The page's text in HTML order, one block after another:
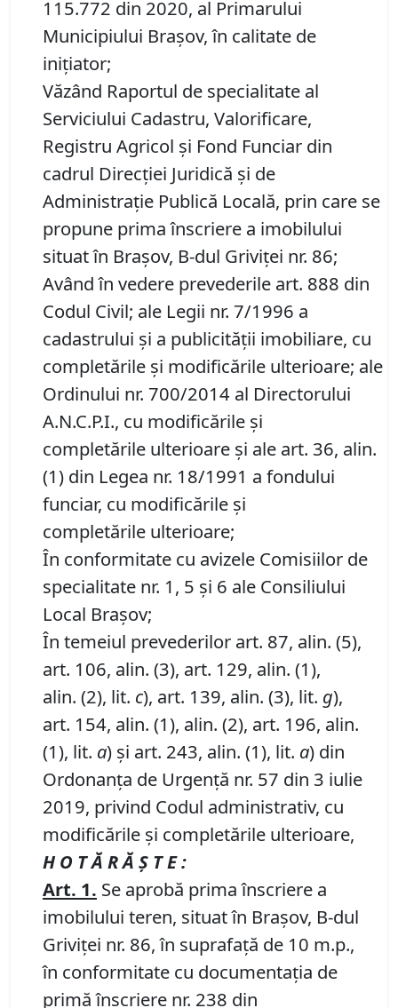
115.772 din 2020, al Primarului
Municipiului Brașov, în calitate de
inițiator;
Văzând Raportul de specialitate al
Serviciului Cadastru, Valorificare,
Registru Agricol şi Fond Funciar din
cadrul Direcţiei Juridică şi de
Administraţie Publică Locală, prin care se
propune prima înscriere a imobilului
situat în Brașov, B-dul Griviței nr. 86;
Având în vedere prevederile art. 888 din
Codul Civil; ale Legii nr. 7/1996 a
cadastrului și a publicității imobiliare, cu
completările și modificările ulterioare; ale
Ordinului nr. 700/2014 al Directorului
A.N.C.P.I., cu modificările și
completările ulterioare și ale art. 36, alin.
(1) din Legea nr. 18/1991 a fondului
funciar, cu modificările și
completările ulterioare;
În conformitate cu avizele Comisiilor de
specialitate nr. 1, 5 și 6 ale Consiliului
Local Brașov;
În temeiul prevederilor art. 87, alin. (5),
art. 106, alin. (3), art. 129, alin. (1),
alin. (2), lit. c), art. 139, alin. (3), lit. g),
art. 154, alin. (1), alin. (2), art. 196, alin.
(1), lit. a) și art. 243, alin. (1), lit. a) din
Ordonanța de Urgență nr. 57 din 3 iulie
2019, privind Codul administrativ, cu
modificările și completările ulterioare,
H O T Ă R Ă Ş T E :
Art. 1. Se aprobă prima înscriere a
imobilului teren, situat în Brașov, B-dul
Griviței nr. 86, în suprafață de 10 m.p.,
în conformitate cu documentația de
primă înscriere nr. 238 din